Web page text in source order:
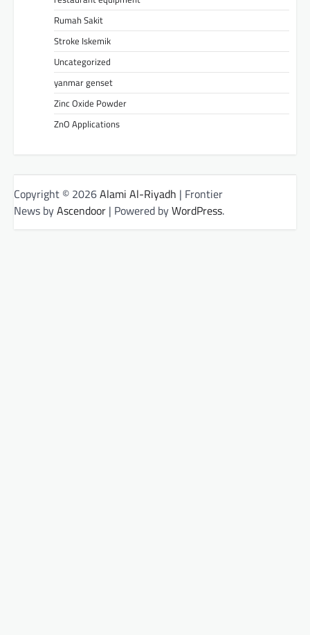
Rumah Sakit
Stroke Iskemik
Uncategorized
yanmar genset
Zinc Oxide Powder
ZnO Applications
Copyright © 2026Alami Al-Riyadh | Frontier
News byAscendoor | Powered byWordPress.